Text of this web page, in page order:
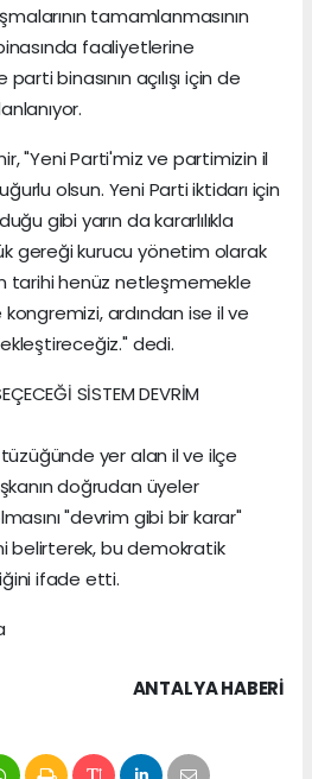
tamamlanmasının
faaliyetlerine
binasının açılışı için de
"Yeni Parti'miz ve partimizin il
olsun. Yeni Parti iktidarı için
gibi yarın da kararlılıkla
gereği kurucu yönetim olarak
tarihi henüz netleşmemekle
ardından ise il ve
dedi.
SİSTEM DEVRİM
yer alan il ve ilçe
doğrudan üyeler
"devrim gibi bir karar"
belirterek, bu demokratik
ifade etti.
ANTALYA HABERİ